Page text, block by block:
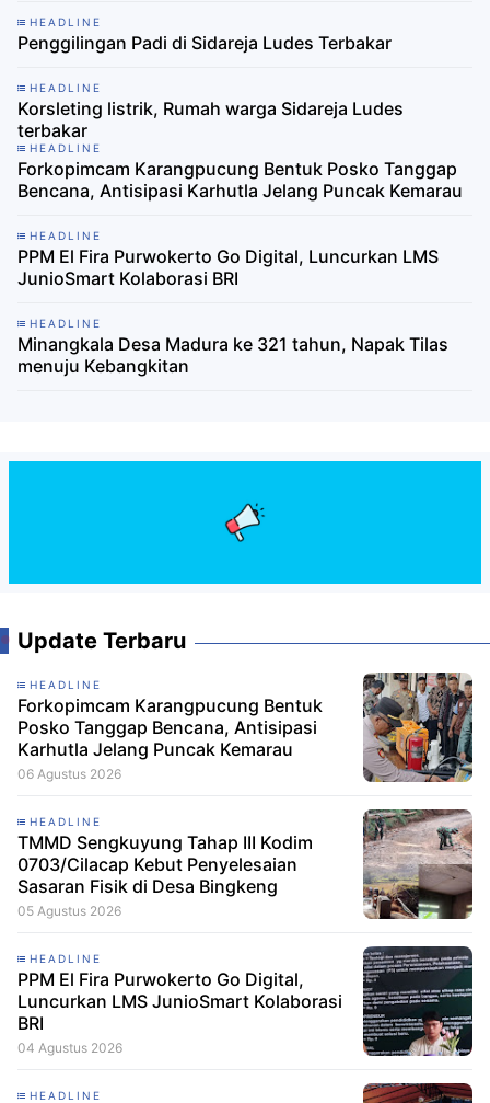
HEADLINE
Penggilingan Padi di Sidareja Ludes Terbakar
HEADLINE
Korsleting listrik, Rumah warga Sidareja Ludes
terbakar
HEADLINE
Forkopimcam Karangpucung Bentuk Posko Tanggap
Bencana, Antisipasi Karhutla Jelang Puncak Kemarau
HEADLINE
PPM El Fira Purwokerto Go Digital, Luncurkan LMS
JunioSmart Kolaborasi BRI
HEADLINE
Minangkala Desa Madura ke 321 tahun, Napak Tilas
menuju Kebangkitan
Update Terbaru
HEADLINE
Forkopimcam Karangpucung Bentuk
Posko Tanggap Bencana, Antisipasi
Karhutla Jelang Puncak Kemarau
06 Agustus 2026
HEADLINE
TMMD Sengkuyung Tahap III Kodim
0703/Cilacap Kebut Penyelesaian
Sasaran Fisik di Desa Bingkeng
05 Agustus 2026
HEADLINE
PPM El Fira Purwokerto Go Digital,
Luncurkan LMS JunioSmart Kolaborasi
BRI
04 Agustus 2026
HEADLINE